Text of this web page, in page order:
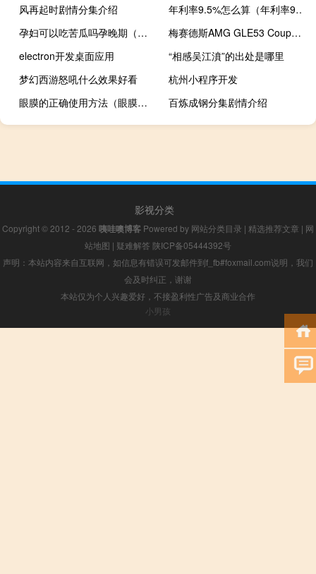
风再起时剧情分集介绍
年利率9.5%怎么算（年利率9 怎么算利息）
孕妇可以吃苦瓜吗孕晚期（孕妇可以吃苦瓜吗）
梅赛德斯AMG GLE53 Coupe亮相并详细
electron开发桌面应用
“相感吴江濆”的出处是哪里
梦幻西游怒吼什么效果好看
杭州小程序开发
眼膜的正确使用方法（眼膜多久做一次）
百炼成钢分集剧情介绍
影视分类
Copyright © 2012 - 2026 咦哇噢博客 Powered by 网站分类目录 | 精选推荐文章 | 网
站地图 | 疑难解答 陕ICP备05444392号
声明：本站内容来自互联网，如信息有错误可发邮件到f_fb#foxmail.com说明，我们
会及时纠正，谢谢
本站仅为个人兴趣爱好，不接盈利性广告及商业合作
小男孩